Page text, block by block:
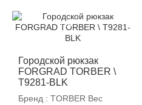
Городской рюкзак
FORGRAD TORBER \
T9281-BLK
Бренд : TORBER Вес
-12%